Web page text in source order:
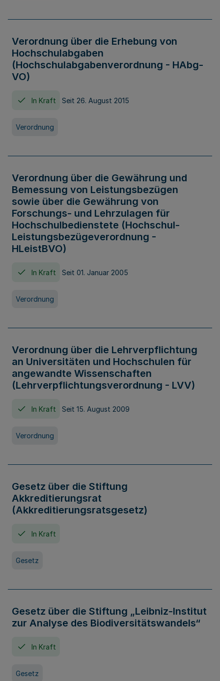
Verordnung über die Erhebung von
Hochschulabgaben
(Hochschulabgabenverordnung - HAbg-
VO)
In Kraft Seit 26. August 2015
Verordnung
Verordnung über die Gewährung und
Bemessung von Leistungsbezügen
sowie über die Gewährung von
Forschungs- und Lehrzulagen für
Hochschulbedienstete (Hochschul-
Leistungsbezügeverordnung -
HLeistBVO)
In Kraft Seit 01. Januar 2005
Verordnung
Verordnung über die Lehrverpflichtung
an Universitäten und Hochschulen für
angewandte Wissenschaften
(Lehrverpflichtungsverordnung - LVV)
In Kraft Seit 15. August 2009
Verordnung
Gesetz über die Stiftung
Akkreditierungsrat
(Akkreditierungsratsgesetz)
In Kraft
Gesetz
Gesetz über die Stiftung „Leibniz-Institut
zur Analyse des Biodiversitätswandels“
In Kraft
Gesetz